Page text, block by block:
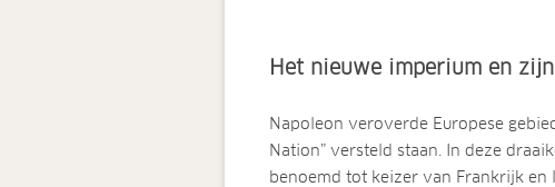
Het nieuwe imperium en
Napoleon veroverde Europese
Nation” versteld staan. In deze
benoemd tot keizer van Frankrijk